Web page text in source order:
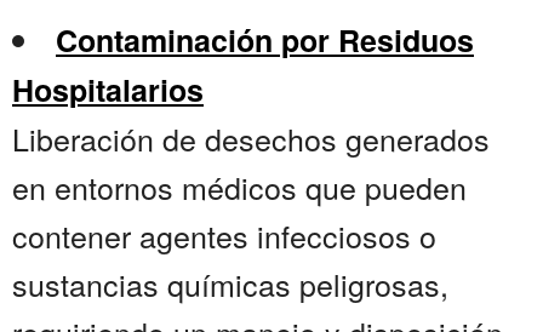
Contaminación por Residuos
Hospitalarios
Liberación de desechos generados
en entornos médicos que pueden
contener agentes infecciosos o
sustancias químicas peligrosas,